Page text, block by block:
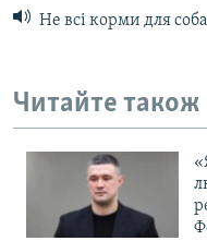
Не всі корми для
Читайте також